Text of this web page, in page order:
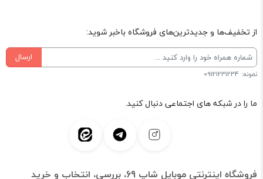
از تخفیف‌ها و جدیدترین‌های فروشگاه باخبر شوید:
ارسال
نمونه: 09121231234
ما را در شبکه های اجتماعی دنبال کنید.
فروشگاه اینترنتی موبایل شاپ 69، بررسی، انتخاب و خرید